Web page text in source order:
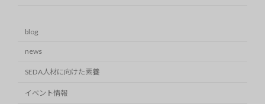
blog
news
SEDA人材に向けた素養
イベント情報